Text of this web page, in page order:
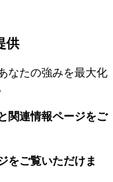
供
なたの強みを最大化
関連情報ページをご
をご覧いただけま